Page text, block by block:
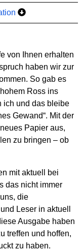
von Ihnen erhalten
haben wir zur
So gab es
Ross ins
ich und das bleibe
Gewand“. Mit der
Papier aus,
zu bringen – ob
mitaktuell
bei
das nicht immer
die
Leser in aktuell
Ausgabe haben
treffen und hoffen,
zu haben.